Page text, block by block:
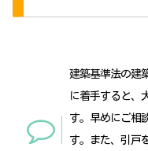
建築基準法の建
に着手すると、
す。早めにご相
す。また、引戸